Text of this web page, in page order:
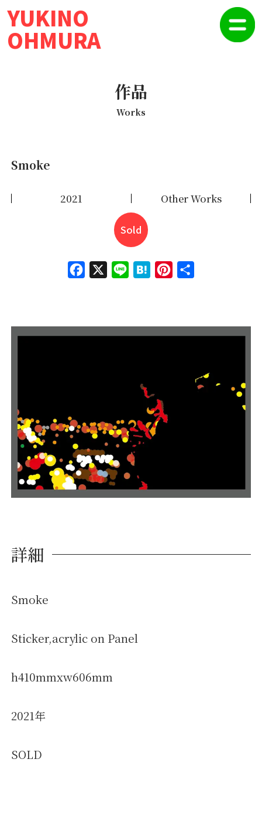
YUKINO
OHMURA
作品
Works
Smoke
2021 Other Works
Sold
Face
X Line
Hate
Pinte
詳細
Smoke
Sticker,acrylic on Panel
h410mmxw606mm
2021年
SOLD